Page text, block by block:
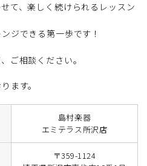
て、楽しく続けられるレッスン
ジできる第一歩です！
ご相談ください。
ます。
島村楽器
エミテラス所沢店
〒359-1124